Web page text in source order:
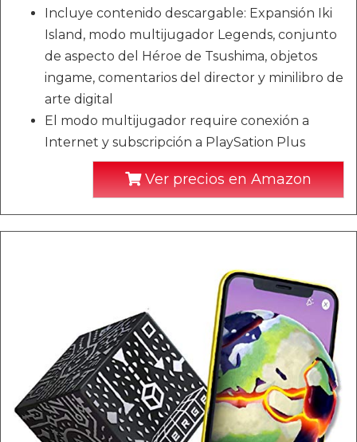
Incluye contenido descargable: Expansión Iki
Island, modo multijugador Legends, conjunto
de aspecto del Héroe de Tsushima, objetos
ingame, comentarios del director y minilibro de
arte digital
El modo multijugador require conexión a
Internet y subscripción a PlaySation Plus
Ver precios en Amazon